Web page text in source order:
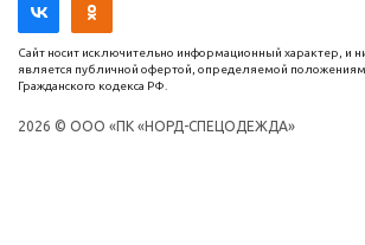
Сайт носит исключительно информационный характер, и
является публичной офертой, определяемой
Гражданского кодекса РФ.
2026 © ООО «ПК «НОРД-СПЕЦОДЕЖДА»